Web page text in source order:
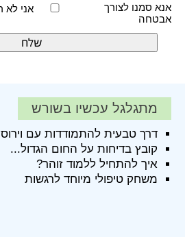
אנא סמנו לצורך
אבטחה
אני לא
מתגלגל עכשיו בשורש
דרך טבעית להתמודדות עם
קובץ בדיחות על החום הגדול...
איך להתחיל ללמוד זוהר?
משחק טיפולי מיוחד לרגשות